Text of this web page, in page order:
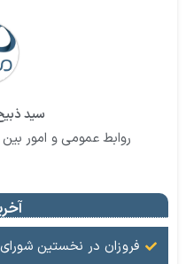
سید
روابط عمومی و امور بین
فروزان در نخستین شورای مدیران عامل سازمان‌های مناطق